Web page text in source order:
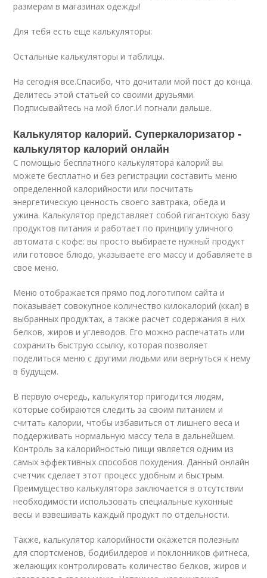
размерам в магазинах одежды!
Для тебя есть еще калькуляторы:
Остальные калькуляторы и таблицы.
На сегодня все.Спасибо, что дочитали мой пост до конца.
Делитесь этой статьей со своими друзьями.
Подписывайтесь на мой блог.И погнали дальше.
Калькулятор калорий. Суперкалоризатор -
калькулятор калорий онлайн
С помощью бесплатного калькулятора калорий вы
можете бесплатно и без регистрации составить меню
определенной калорийности или посчитать
энергетическую ценность своего завтрака, обеда и
ужина. Калькулятор представляет собой гигантскую базу
продуктов питания и работает по принципу уличного
автомата с кофе: вы просто выбираете нужный продукт
или готовое блюдо, указываете его массу и добавляете в
свое меню.
Меню отображается прямо под логотипом сайта и
показывает совокупное количество килокалорий (ккал) в
выбранных продуктах, а также расчет содержания в них
белков, жиров и углеводов. Его можно распечатать или
сохранить быструю ссылку, которая позволяет
поделиться меню с другими людьми или вернуться к нему
в будущем.
В первую очередь, калькулятор пригодится людям,
которые собираются следить за своим питанием и
считать калории, чтобы избавиться от лишнего веса и
поддерживать нормальную массу тела в дальнейшем.
Контроль за калорийностью пищи является одним из
самых эффективных способов похудения. Данный онлайн
счетчик сделает этот процесс удобным и быстрым.
Преимущество калькулятора заключается в отсутствии
необходимости использовать специальные кухонные
весы и взвешивать каждый продукт по отдельности.
Также, калькулятор калорийности окажется полезным
для спортсменов, бодибилдеров и поклонников фитнеса,
желающих контролировать количество белков, жиров и